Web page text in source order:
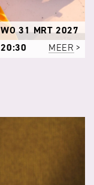
WO 31 MRT 2027
20:30
MEER